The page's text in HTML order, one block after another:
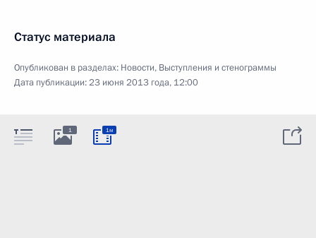
Статус материала
Опубликован в разделах: Новости, Выступления и стенограммы
Дата публикации:23 июня 2013 года, 12:00
1 1м